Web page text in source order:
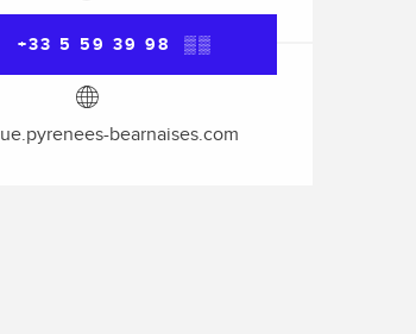
+33 5 59 39 98 ▒▒
bearnaises.com